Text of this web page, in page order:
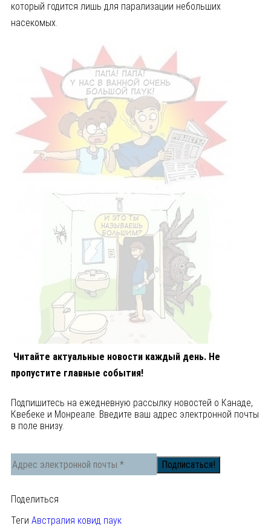
который годится лишь для парализации небольших
насекомых.
Читайте актуальные новости каждый день. Не
пропустите главные события!
Подпишитесь на ежедневную рассылку новостей о Канаде,
Квебеке и Монреале. Введите ваш адрес электронной почты
в поле внизу.
Поделиться
Теги Австралия ковид паук